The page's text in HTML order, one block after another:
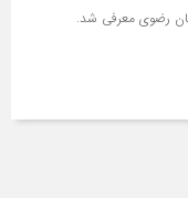
رضوی معرفی شد.